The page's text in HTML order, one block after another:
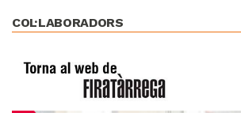
COL·LABORADORS